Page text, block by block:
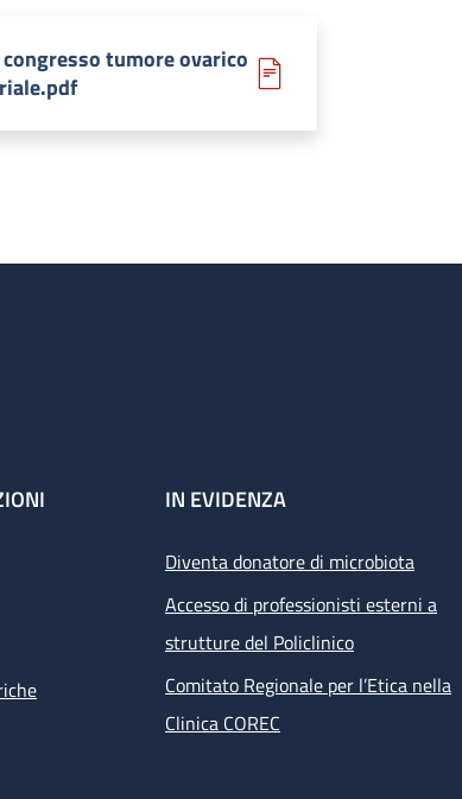
tumore ovarico
IN EVIDENZA
Diventa donatore di microbiota
Accesso di professionisti esterni a
strutture del Policlinico
Comitato Regionale per l’Etica nella
Clinica COREC